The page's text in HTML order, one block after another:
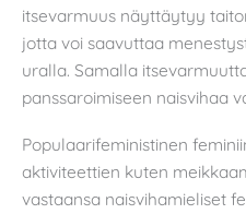
itsevarmuus näyttäytyy
jotta voi saavuttaa
uralla. Samalla
panssaroimiseen naisvihaa
Populaarifeministinen
aktiviteettien kuten
vastaansa naisvihamieliset